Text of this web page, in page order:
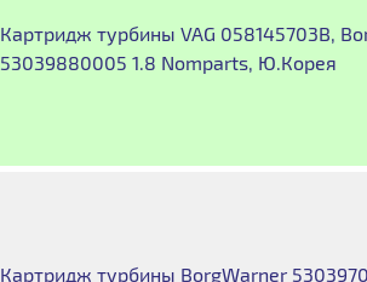
Картридж турбины VAG 058145703B,
53039880005 1.8 Nomparts, Ю.Корея
Картридж турбины BorgWarner